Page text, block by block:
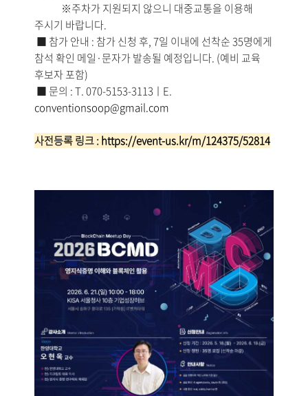
※주차가 지원되지 않으니 대중교통을 이용해
주시기 바랍니다.
■ 참가 안내 : 참가 신청 후, 7일 이내에 선착순 35명에게
참석 확인 메일·문자가 발송될 예정입니다. (예비 교육
후보자 포함)
■ 문의 : T. 070-5153-3113ㅣE.
conventionsoop@gmail.com
사전등록 링크 :https://event-us.kr/m/124375/52814